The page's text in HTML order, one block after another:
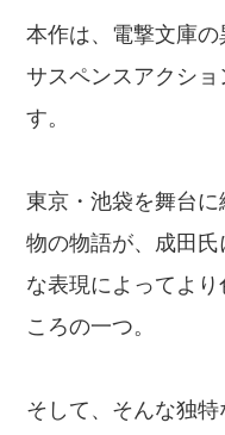
本作は、電撃文庫の
サスペンスアクシ
す。
東京・池袋を舞台
物の物語が、成田
な表現によってよ
ころの一つ。
そして、そんな独